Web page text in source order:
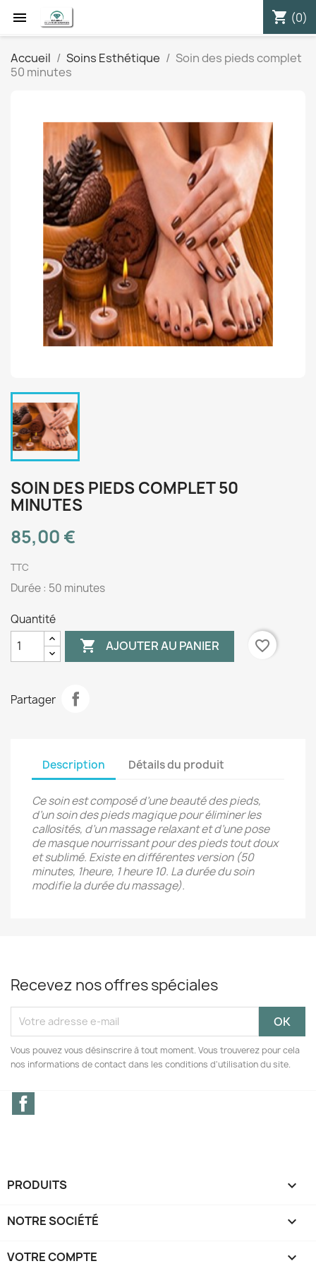
 shopping_cart (0)
Accueil Soins Esthétique
Soin des pieds complet
50 minutes
SOIN DES PIEDS COMPLET 50
MINUTES
85,00 €
TTC
Durée : 50 minutes
Quantité
 AJOUTER AU PANIER favorite_border
Partager
Description Détails du produit
Ce soin est composé d’une beauté des pieds,
d’un soin des pieds magique pour éliminer les
callosités, d’un massage relaxant et d’une pose
de masque nourrissant pour des pieds tout doux
et sublimé. Existe en différentes version (50
minutes, 1heure, 1 heure 10. La durée du soin
modifie la durée du massage).
Recevez nos offres spéciales
Vous pouvez vous désinscrire à tout moment. Vous trouverez pour cela
nos informations de contact dans les conditions d'utilisation du site.
PRODUITS 
NOTRE SOCIÉTÉ 
VOTRE COMPTE 